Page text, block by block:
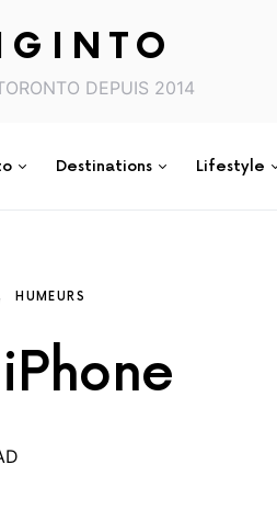
DEPUIS 2014
Destinations Lifestyle
HUMEURS